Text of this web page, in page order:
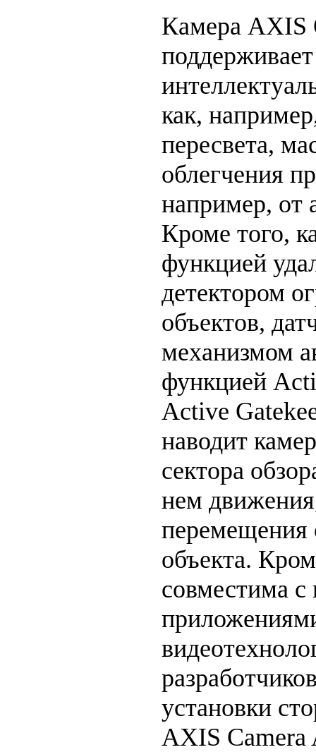
Камера AXIS
как,
пересвета,
облегчения
например, от
Кроме того,
функцией
детектором
объектов,
механизмом
функцией
Active
наводит
сектора
нем
перемещения
объекта.
совместима
установки
AXIS